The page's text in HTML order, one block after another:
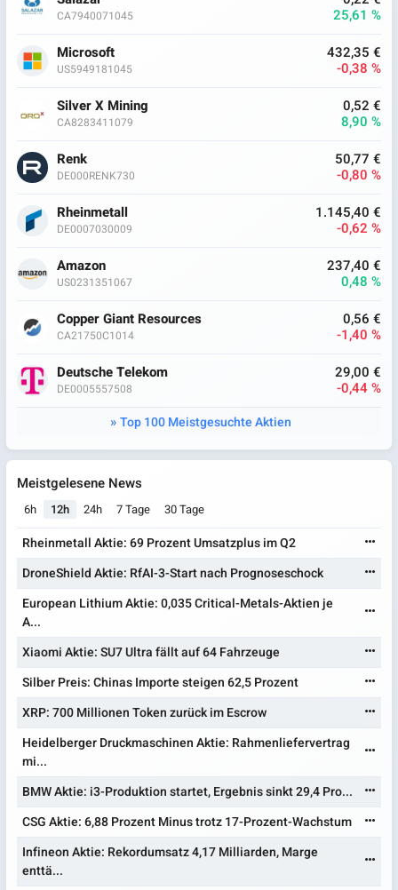
CA7940071045
25,61 %
Microsoft
US5949181045
432,35 €
-0,38 %
Silver X Mining
CA8283411079
0,52 €
8,90 %
Renk
DE000RENK730
50,77 €
-0,80 %
Rheinmetall
DE0007030009
1.145,40 €
-0,62 %
Amazon
US0231351067
237,40 €
0,48 %
Copper Giant Resources
CA21750C1014
0,56 €
-1,40 %
Deutsche Telekom
DE0005557508
29,00 €
-0,44 %
Top 100 Meistgesuchte Aktien
Meistgelesene News
6h 12h 24h 7 Tage 30 Tage
Rheinmetall Aktie: 69 Prozent Umsatzplus im Q2
DroneShield Aktie: RfAI-3-Start nach Prognoseschock
European Lithium Aktie: 0,035 Critical-Metals-Aktien je
A...
Xiaomi Aktie: SU7 Ultra fällt auf 64 Fahrzeuge
Silber Preis: Chinas Importe steigen 62,5 Prozent
XRP: 700 Millionen Token zurück im Escrow
Heidelberger Druckmaschinen Aktie: Rahmenliefervertrag
mi...
BMW Aktie: i3-Produktion startet, Ergebnis sinkt 29,4 Pro...
CSG Aktie: 6,88 Prozent Minus trotz 17-Prozent-Wachstum
Infineon Aktie: Rekordumsatz 4,17 Milliarden, Marge
enttä...